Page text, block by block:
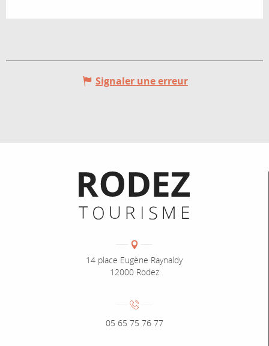
Signaler une erreur
Informations pratiques
Adresse :
14 place Eugène Raynaldy
12000 Rodez
Numéro de téléphone :
05 65 75 76 77